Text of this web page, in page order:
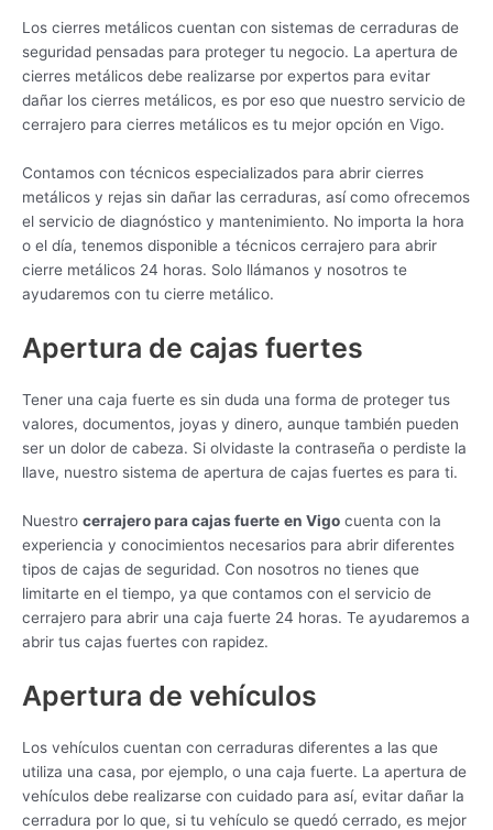
Los cierres metálicos cuentan con sistemas de cerraduras de
seguridad pensadas para proteger tu negocio. La apertura de
cierres metálicos debe realizarse por expertos para evitar
dañar los cierres metálicos, es por eso que nuestro servicio de
cerrajero para cierres metálicos es tu mejor opción en Vigo.
Contamos con técnicos especializados para abrir cierres
metálicos y rejas sin dañar las cerraduras, así como ofrecemos
el servicio de diagnóstico y mantenimiento. No importa la hora
o el día, tenemos disponible a técnicos cerrajero para abrir
cierre metálicos 24 horas. Solo llámanos y nosotros te
ayudaremos con tu cierre metálico.
Apertura de cajas fuertes
Tener una caja fuerte es sin duda una forma de proteger tus
valores, documentos, joyas y dinero, aunque también pueden
ser un dolor de cabeza. Si olvidaste la contraseña o perdiste la
llave, nuestro sistema de apertura de cajas fuertes es para ti.
Nuestro cerrajero para cajas fuerte en Vigo cuenta con la
experiencia y conocimientos necesarios para abrir diferentes
tipos de cajas de seguridad. Con nosotros no tienes que
limitarte en el tiempo, ya que contamos con el servicio de
cerrajero para abrir una caja fuerte 24 horas. Te ayudaremos a
abrir tus cajas fuertes con rapidez.
Apertura de vehículos
Los vehículos cuentan con cerraduras diferentes a las que
utiliza una casa, por ejemplo, o una caja fuerte. La apertura de
vehículos debe realizarse con cuidado para así, evitar dañar la
cerradura por lo que, si tu vehículo se quedó cerrado, es mejor